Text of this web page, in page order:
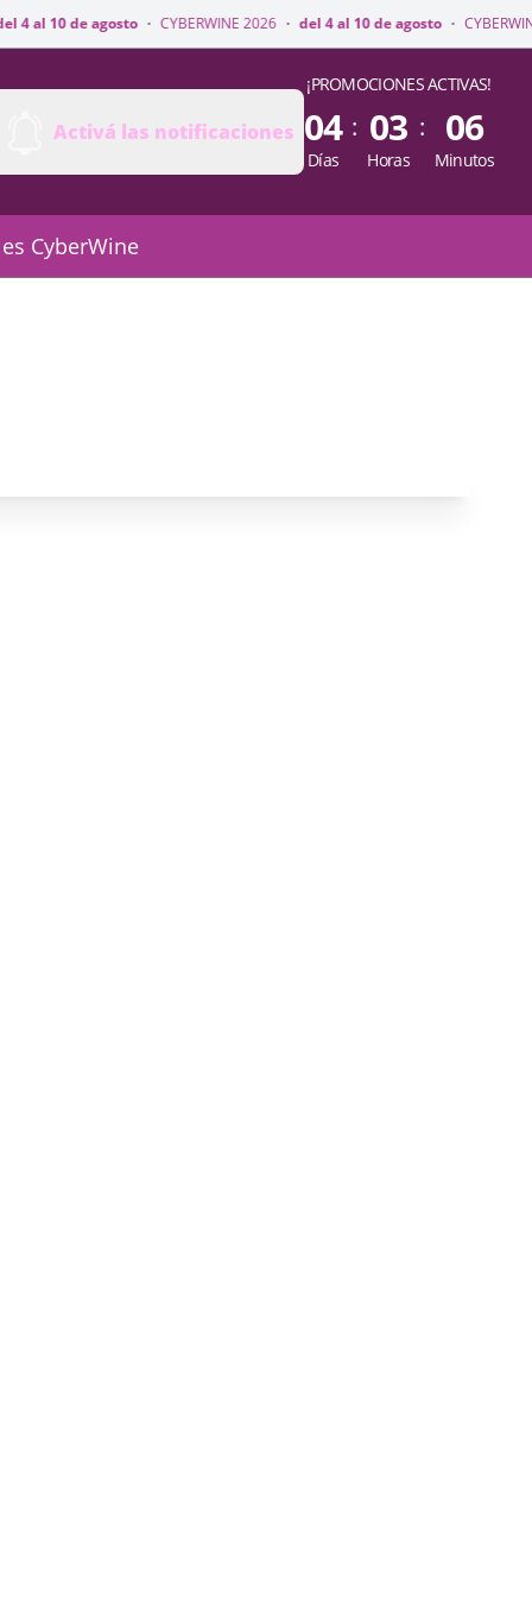
de agosto · CYBERWINE 2026 · del 4 al 10 de agosto · CYBERWINE
Activá las notificaciones
¡PROMOCIONES ACTIVAS!
04
Días
: 03
Horas
: 06
Minutos
CyberWine